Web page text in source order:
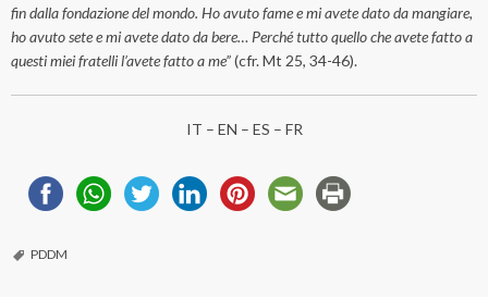
fin dalla fondazione del mondo. Ho avuto fame e mi avete dato da mangiare,
ho avuto sete e mi avete dato da bere… Perché tutto quello che avete fatto a
questi miei fratelli l’avete fatto a me”(cfr. Mt 25, 34-46).
IT – EN – ES – FR
PDDM